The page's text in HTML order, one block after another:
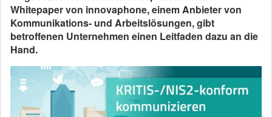
Whitepaper von innovaphone, einem Anbieter von
Kommunikations- und Arbeitslösungen, gibt
betroffenen Unternehmen einen Leitfaden dazu an die
Hand.